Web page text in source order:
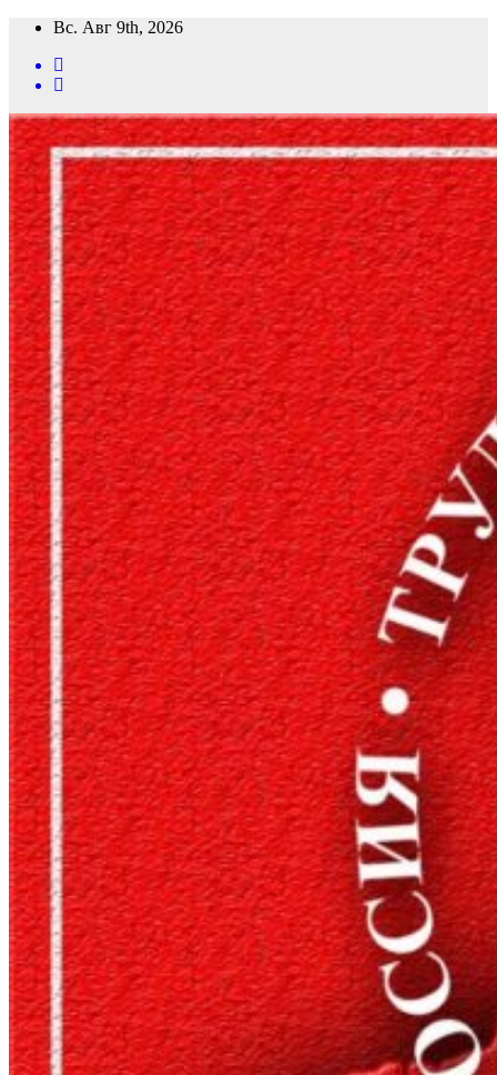
Перейти
содержимому
Вс. Авг 9th, 2026